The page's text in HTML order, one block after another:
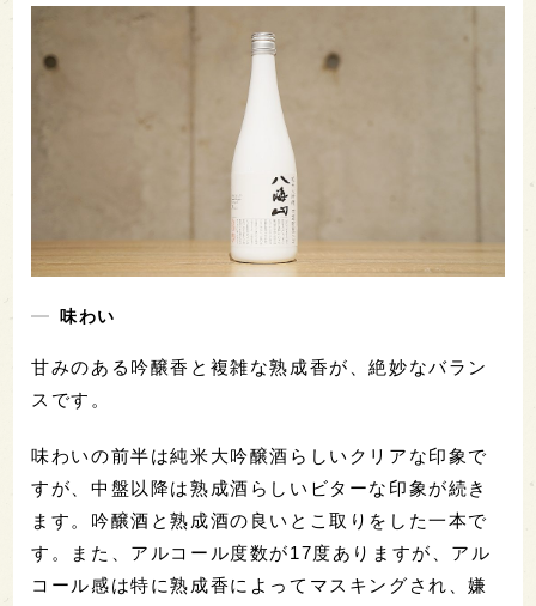
味わい
甘みのある吟醸香と複雑な熟成香が、絶妙なバラン
スです。
味わいの前半は純米大吟醸酒らしいクリアな印象で
すが、中盤以降は熟成酒らしいビターな印象が続き
ます。吟醸酒と熟成酒の良いとこ取りをした一本で
す。また、アルコール度数が17度ありますが、アル
コール感は特に熟成香によってマスキングされ、嫌